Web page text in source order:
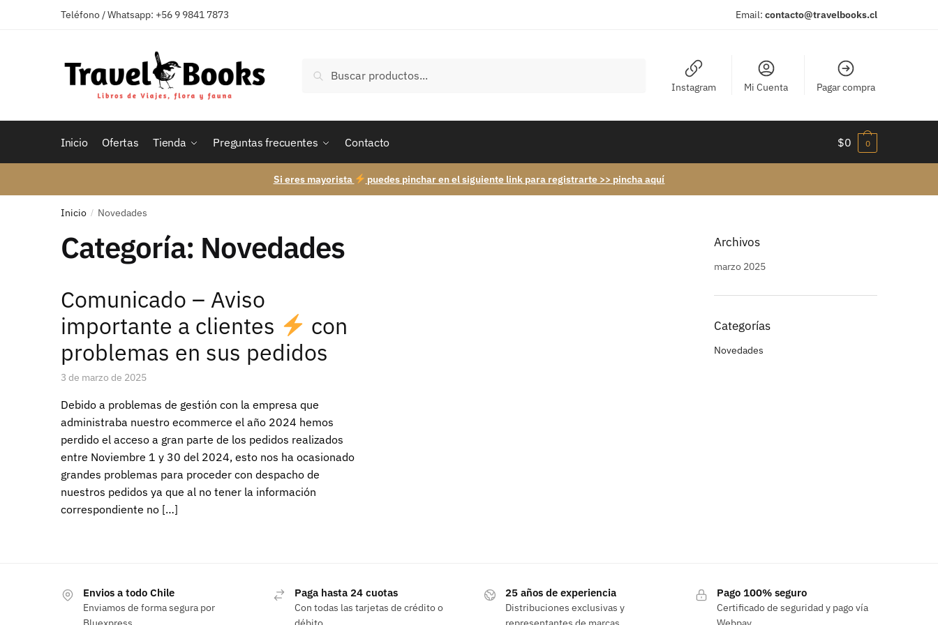
Teléfono / Whatsapp: +56 9 9841 7873 Email: contacto@travelbooks.cl
por:
Buscar
Instagram Mi Cuenta Pagar compra
Inicio Ofertas Tienda Preguntas frecuentes Contacto $0 0
Si eres mayorista puedes pinchar en el siguiente link para registrarte >> pincha aquí
Inicio / Novedades
Categoría: Novedades
Comunicado – Aviso
importante a clientes
con
problemas en sus pedidos
3 de marzo de 2025
Debido a problemas de gestión con la empresa que
administraba nuestro ecommerce el año 2024 hemos
perdido el acceso a gran parte de los pedidos realizados
entre Noviembre 1 y 30 del 2024, esto nos ha ocasionado
grandes problemas para proceder con despacho de
nuestros pedidos ya que al no tener la información
correspondiente no […]
Archivos
marzo 2025
Categorías
Novedades
Envios a todo Chile
Enviamos de forma segura por
Paga hasta 24 cuotas
Con todas las tarjetas de crédito o
25 años de experiencia
Distribuciones exclusivas y
Pago 100% seguro
Certificado de seguridad y pago vía